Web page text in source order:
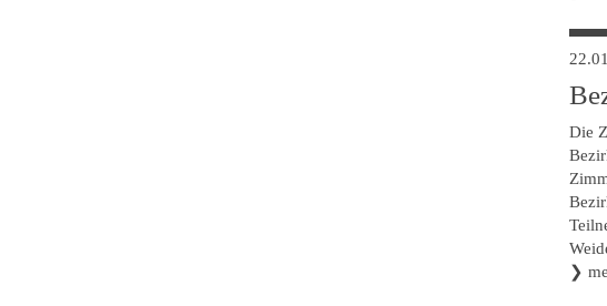
Die
❯